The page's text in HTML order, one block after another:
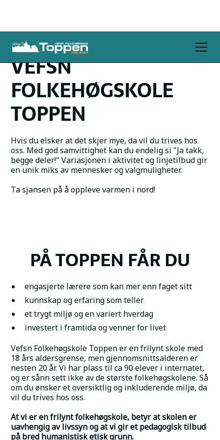
VEFSN
FOLKEHØGSKOLE
TOPPEN
Hvis du elsker at det skjer mye, da vil du trives hos
oss. Med god samvittighet kan du endelig si "Ja takk,
begge deler!" Variasjonen i aktivitet og linjetilbud gir
en unik miks av mennesker og valgmuligheter.
Ta sjansen på å oppleve varmen i nord!
PÅ TOPPEN FÅR DU
engasjerte lærere som kan mer enn faget sitt
kunnskap og erfaring som teller
et trygt miljø og en variert hverdag
investert i framtida og venner for livet
Vefsn Folkehøgskole Toppen er en frilynt skole med
18 års aldersgrense, men gjennomsnittsalderen er
nesten 20 år. Vi har plass til ca 90 elever i internatet,
og er sånn sett ikke av de største folkehøgskolene. Så
om du ønsker et oversiktlig og inkluderende miljø, da
vil du trives hos oss.
At vi er en frilynt folkehøgskole, betyr at skolen er
uavhengig av livssyn og at vi gir et pedagogisk tilbud
på bred humanistisk etisk grunn.